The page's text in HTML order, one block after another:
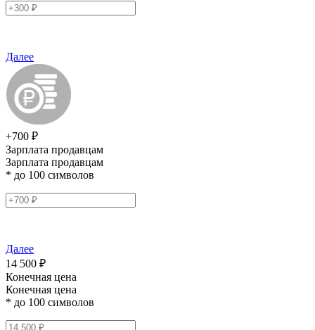
Далее
+700 ₽
Зарплата продавцам
Зарплата продавцам
* до 100 символов
Далее
14 500 ₽
Конечная цена
Конечная цена
* до 100 символов